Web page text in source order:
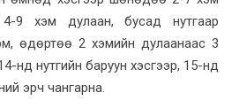
9 хэм дулаан, бусад нутгаар
өдөртөө 2 хэмийн дулаанаас 3
нд нутгийн баруун хэсгээр, 15-нд
эрч чангарна.